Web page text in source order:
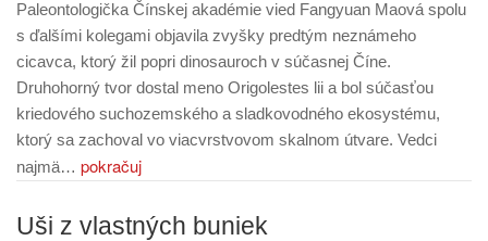
Paleontologička Čínskej akadémie vied Fangyuan Maová spolu
s ďalšími kolegami objavila zvyšky predtým neznámeho
cicavca, ktorý žil popri dinosauroch v súčasnej Číne.
Druhohorný tvor dostal meno Origolestes lii a bol súčasťou
kriedového suchozemského a sladkovodného ekosystému,
ktorý sa zachoval vo viacvrstvovom skalnom útvare. Vedci
najmä… pokračuj
Uši z vlastných buniek